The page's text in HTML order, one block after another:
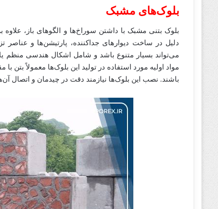
بلوک‌های مشبک
بلوک‌ بتنی مشبک با داشتن سوراخ‌ها و الگوهای باز، علاوه
دلیل در ساخت دیوارهای جداکننده، پارتیشن‌ها و
می‌تواند بسیار متنوع باشد و شامل اشکال هندسی
مواد اولیه مورد استفاده در تولید این بلوک‌ها معمولاً بتن
باشند. نصب این بلوک‌ها نیازمند دقت در چیدمان و اتصال